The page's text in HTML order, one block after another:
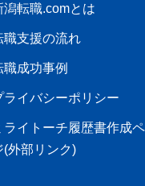
潟転職.comとは
職支援の流れ
職成功事例
ライバシーポリシー
ライトーチ履歴書作成ペ
(外部リンク)